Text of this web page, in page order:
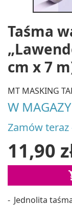
Taśma
cm x 7
MT MASKING
W
Zamów teraz
11,90
Jednolita